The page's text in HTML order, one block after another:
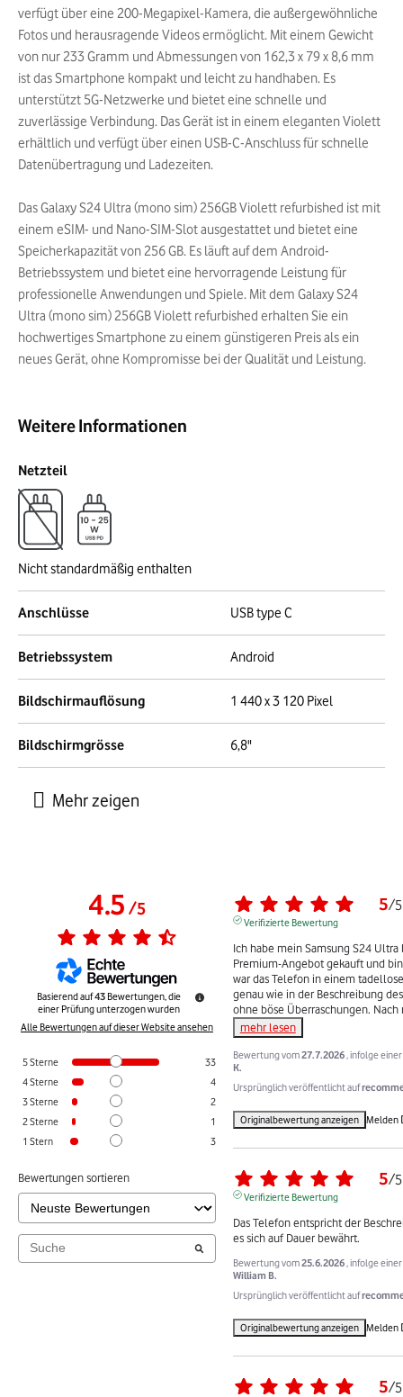
verfügt über eine 200-Megapixel-Kamera, die außergewöhnliche
Fotos und herausragende Videos ermöglicht. Mit einem Gewicht
von nur 233 Gramm und Abmessungen von 162,3 x 79 x 8,6 mm
ist das Smartphone kompakt und leicht zu handhaben. Es
unterstützt 5G-Netzwerke und bietet eine schnelle und
zuverlässige Verbindung. Das Gerät ist in einem eleganten Violett
erhältlich und verfügt über einen USB-C-Anschluss für schnelle
Datenübertragung und Ladezeiten.
Das Galaxy S24 Ultra (mono sim) 256GB Violett refurbished ist mit
einem eSIM- und Nano-SIM-Slot ausgestattet und bietet eine
Speicherkapazität von 256 GB. Es läuft auf dem Android-
Betriebssystem und bietet eine hervorragende Leistung für
professionelle Anwendungen und Spiele. Mit dem Galaxy S24
Ultra (mono sim) 256GB Violett refurbished erhalten Sie ein
hochwertiges Smartphone zu einem günstigeren Preis als ein
neues Gerät, ohne Kompromisse bei der Qualität und Leistung.
Weitere Informationen
Netzteil
Nicht standardmäßig enthalten
Anschlüsse USB type C
Betriebssystem Android
Bildschirmauflösung 1 440 x 3 120 Pixel
Bildschirmgrösse 6,8"
4.5/5
Basierend auf43 Bewertungen, die
einer Prüfung unterzogen wurden
Alle Bewertungen auf dieser Website ansehen
5Sterne
33
4Sterne
4
3Sterne
2
2Sterne
1
1 Stern 3
Bewertungen sortieren
5/5
Verifizierte Bewertung
Ich habe mein Samsung S24
Premium-Angebot gekauft und
war das Telefon in einem
genau wie in der Beschreibung
ohne böse Überraschungen.
mehr lesen
Bewertung vom27.7.2026 , infolge
K.
Ursprünglich veröffentlicht auf
Originalbewertung anzeigen Melden
5/5
Verifizierte Bewertung
Das Telefon entspricht der
es sich auf Dauer bewährt.
Bewertung vom25.6.2026 , infolge
William B.
Ursprünglich veröffentlicht auf
Originalbewertung anzeigen Melden
5/5